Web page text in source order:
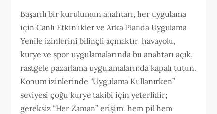
Başarılı bir kurulumun anahtarı, her uygulama
için Canlı Etkinlikler ve Arka Planda Uygulama
Yenile izinlerini bilinçli açmaktır; havayolu,
kurye ve spor uygulamalarında bu anahtarı açık,
rastgele pazarlama uygulamalarında kapalı tutun.
Konum izinlerinde “Uygulama Kullanırken”
seviyesi çoğu kurye takibi için yeterlidir;
gereksiz “Her Zaman” erişimi hem pil hem